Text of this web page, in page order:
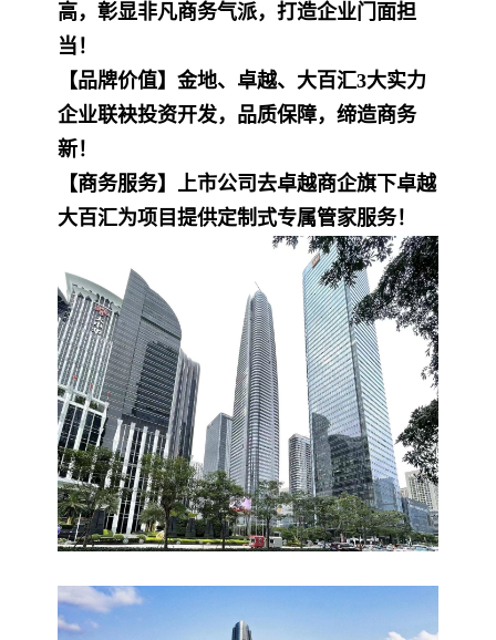
高，彰显非凡商务气派，打造企业门面担
当！
【品牌价值】金地、卓越、大百汇3大实力
企业联袂投资开发，品质保障，缔造商务
新！
【商务服务】上市公司去卓越商企旗下卓越
大百汇为项目提供定制式专属管家服务！